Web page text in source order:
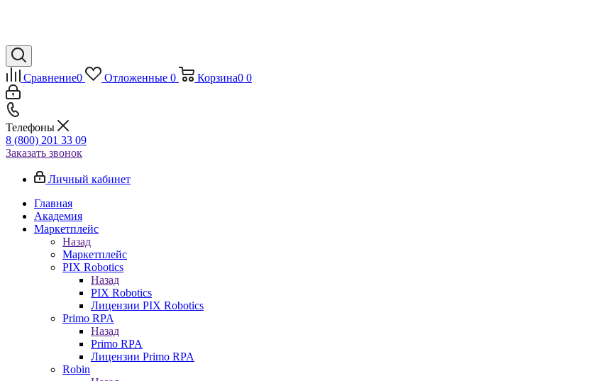
Сравнение0 Отложенные 0 Корзина0 0
Телефоны
8 (800) 201 33 09
Заказать звонок
Личный кабинет
Главная
Академия
Маркетплейс
Назад
Маркетплейс
PIX Robotics
Назад
PIX Robotics
Лицензии PIX Robotics
Primo RPA
Назад
Primo RPA
Лицензии Primo RPA
Robin